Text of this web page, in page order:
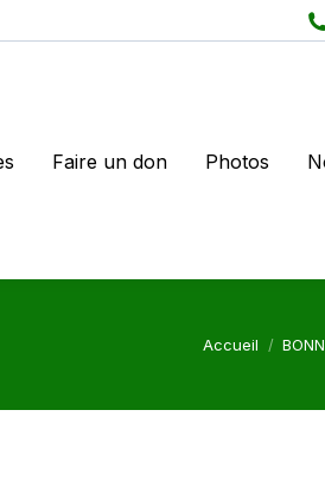
Faire un don Photos
Vous êtes ici :
Accueil